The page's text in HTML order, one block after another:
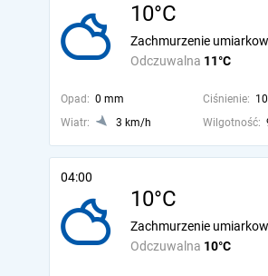
10°C
Odczuwalna 11°C
Zachmurzenie
Opad: 0 mm Ciśnienie:
Wiatr:
3 km/h Wilgotność:
04:00
10°C
Odczuwalna 10°C
Zachmurzenie